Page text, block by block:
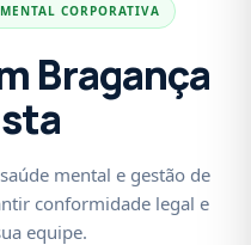
CORPORATIVA
Bragança
mental e gestão de
conformidade legal e
equipe.